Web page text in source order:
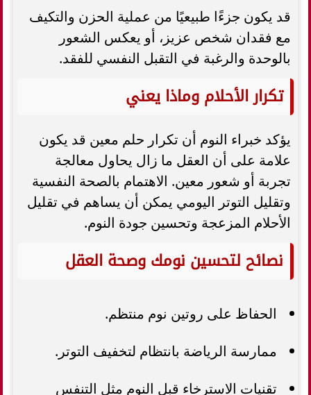
قد يكون جزءًا طبيعيًا من عملية الحزن والتكيف
مع فقدان شخص عزيز، أو يعكس الشعور
بالوحدة والرغبة في التقبل النفسي للفقد.
تكرار الأحلام وماذا يعني
يؤكد خبراء النوم أن تكرار حلم معين قد يكون
علامة على أن العقل ما زال يحاول معالجة
تجربة أو شعور معين. الاهتمام بالصحة النفسية
وتقليل التوتر اليومي يمكن أن يساهم في تقليل
الأحلام المزعجة وتحسين جودة النوم.
نصائح لتحسين نومك وصحة العقل
الحفاظ على روتين نوم منتظم.
ممارسة الرياضة بانتظام لتخفيف التوتر.
تقنيات الاسترخاء قبل النوم مثل التنفس